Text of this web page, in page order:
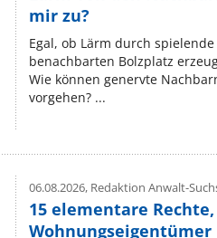
mir zu?
Egal, ob Lärm durch
benachbarten Bolzplatz
Wie können genervte
vorgehen? ...
06.08.2026,Redaktion Anwalt-
15 elementare